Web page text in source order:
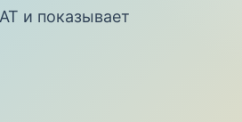
и показывает